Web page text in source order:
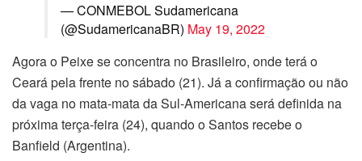
— CONMEBOL Sudamericana
(@SudamericanaBR) May 19, 2022
Agora o Peixe se concentra no Brasileiro, onde terá o
Ceará pela frente no sábado (21). Já a confirmação ou não
da vaga no mata-mata da Sul-Americana será definida na
próxima terça-feira (24), quando o Santos recebe o
Banfield (Argentina).